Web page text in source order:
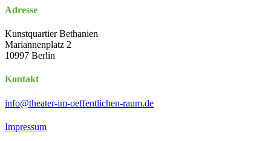
Adresse
Kunstquartier Bethanien
Mariannenplatz 2
10997 Berlin
Kontakt
info@theater-im-oeffentlichen-raum.de
Impressum